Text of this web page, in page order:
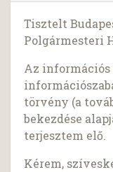
Tisztelt
Polgármesteri
Az információs
törvény (a
bekezdése
terjesztem elő.
Kérem,